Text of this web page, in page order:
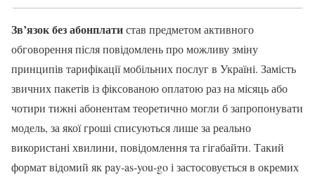
Зв’язок без абонплатистав предметом активного
обговорення після повідомлень про можливу зміну
принципів тарифікації мобільних послуг в Україні. Замість
звичних пакетів із фіксованою оплатою раз на місяць або
чотири тижні абонентам теоретично могли б запропонувати
модель, за якої гроші списуються лише за реально
використані хвилини, повідомлення та гігабайти. Такий
формат відомий як pay-as-you-go і застосовується в окремих